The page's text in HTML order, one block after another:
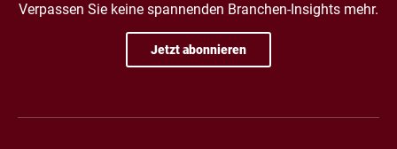
Verpassen Sie keine spannenden Branchen-Insights mehr.
Jetzt abonnieren